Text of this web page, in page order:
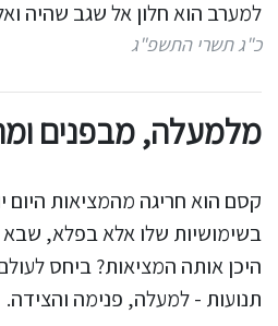
למערב הוא חלון אל שגב שהיה
כ"ג תשרי התשפ"ג
מלמעלה, מבפנים
קסם הוא חריגה מהמציאות היום
בשימושיות שלו אלא בפלא,
היכן אותה המציאות? ביחס
תנועות - למעלה, פנימה והצידה.